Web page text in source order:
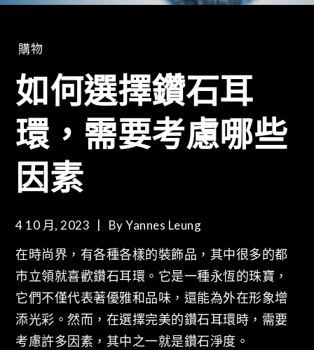
購物
如何選擇鑽石耳
環，需要考慮哪些
因素
4 10 月, 2023 ByYannes Leung
在時尚界，有各種各樣的裝飾品，其中很多的都
市立領就喜歡鑽石耳環。它是一種永恆的珠寶，
它們不僅代表著優雅和品味，還能為外在形象增
添光彩。然而，在選擇完美的鑽石耳環時，需要
考慮許多因素，其中之一就是鑽石淨度。